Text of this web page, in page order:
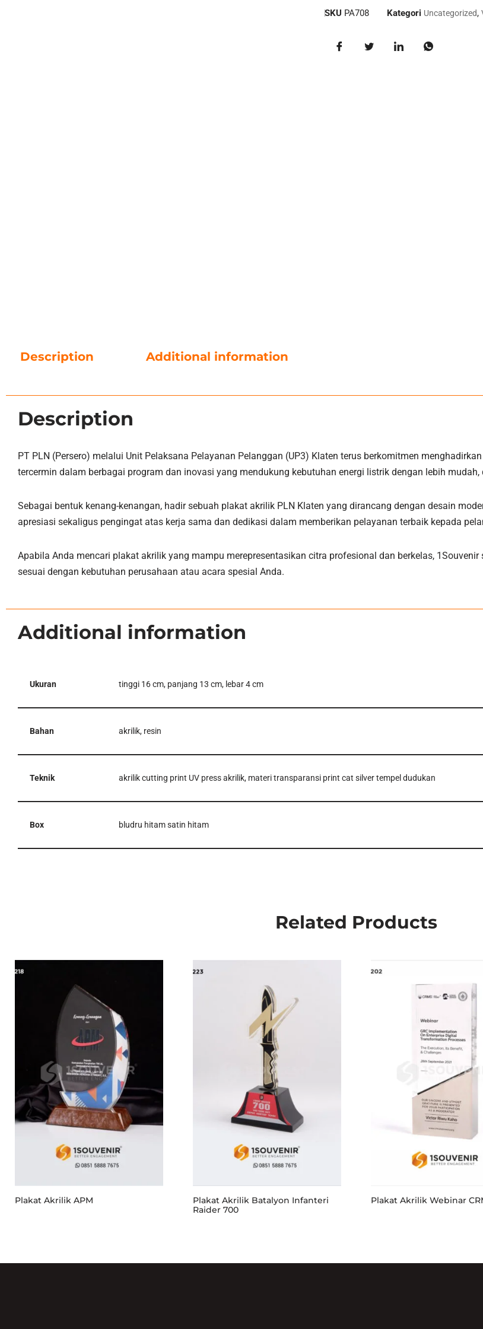
SKU PA708 Kategori Uncategorized,
Description Additional information
Description
PT PLN (Persero) melalui Unit Pelaksana Pelayanan Pelanggan (UP3) Klaten terus berkomitmen
tercermin dalam berbagai program dan inovasi yang mendukung kebutuhan energi listrik dengan lebih mudah,
Sebagai bentuk kenang-kenangan, hadir sebuah plakat akrilik PLN Klaten yang dirancang dengan desain
apresiasi sekaligus pengingat atas kerja sama dan dedikasi dalam memberikan pelayanan terbaik kepada
Apabila Anda mencari plakat akrilik yang mampu merepresentasikan citra profesional dan berkelas,
sesuai dengan kebutuhan perusahaan atau acara spesial Anda.
Additional information
Ukuran tinggi 16 cm, panjang 13 cm, lebar 4 cm
Bahan akrilik, resin
Teknik akrilik cutting print UV press akrilik, materi transparansi print cat silver tempel dudukan
Box bludru hitam satin hitam
Related Products
Plakat Akrilik APM
Plakat Akrilik Batalyon Infanteri
Raider 700
Plakat Akrilik Webinar